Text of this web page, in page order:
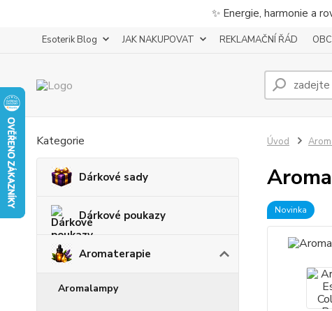
✨ Energie, harmonie a
Esoterik Blog JAK NAKUPOVAT REKLAMAČNÍ ŘÁD
Kategorie
Dárkové sady
Dárkové poukazy
Aromaterapie
Aromalampy
Úvod
Novinka